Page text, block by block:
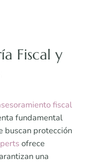
Fiscal y
fiscal
fundamental
buscan protección
ofrece
una